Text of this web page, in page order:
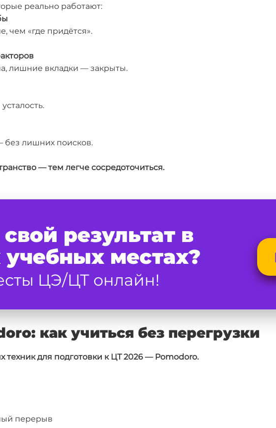
реально работают:
чем «где придётся».
лишние вкладки — закрыты.
без лишних поисков.
— тем легче сосредоточиться.
результат в
местах?
ЦЭ/ЦТ онлайн!
как учиться без перегрузки
для подготовки к ЦТ 2026 — Pomodoro.
перерыв